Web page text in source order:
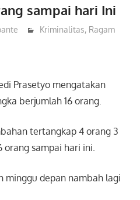
sampai hari Ini
Kriminalitas, Ragam
Prasetyo mengatakan
berjumlah 16 orang.
tertangkap 4 orang 3
orang sampai hari ini.
minggu depan nambah lagi